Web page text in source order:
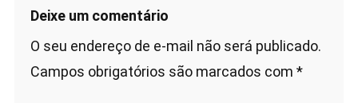
Deixe um comentário
O seu endereço de e-mail não será publicado.
Campos obrigatórios são marcados com *